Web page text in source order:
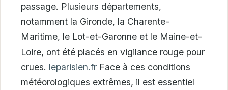
passage. Plusieurs départements,
notamment la Gironde, la Charente-
Maritime, le Lot-et-Garonne et le Maine-et-
Loire, ont été placés en vigilance rouge pour
crues. leparisien.fr Face à ces conditions
météorologiques extrêmes, il est essentiel